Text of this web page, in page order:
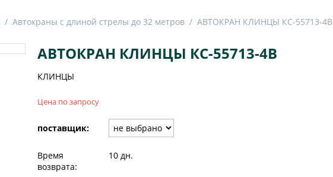
/ Автокраны с длиной стрелы до 32 метров / АВТОКРАН КЛИНЦЫ КС-55713-4В
АВТОКРАН КЛИНЦЫ КС-55713-4В
КЛИНЦЫ
Цена по запросу
поставщик:
Время
возврата:
10 дн.